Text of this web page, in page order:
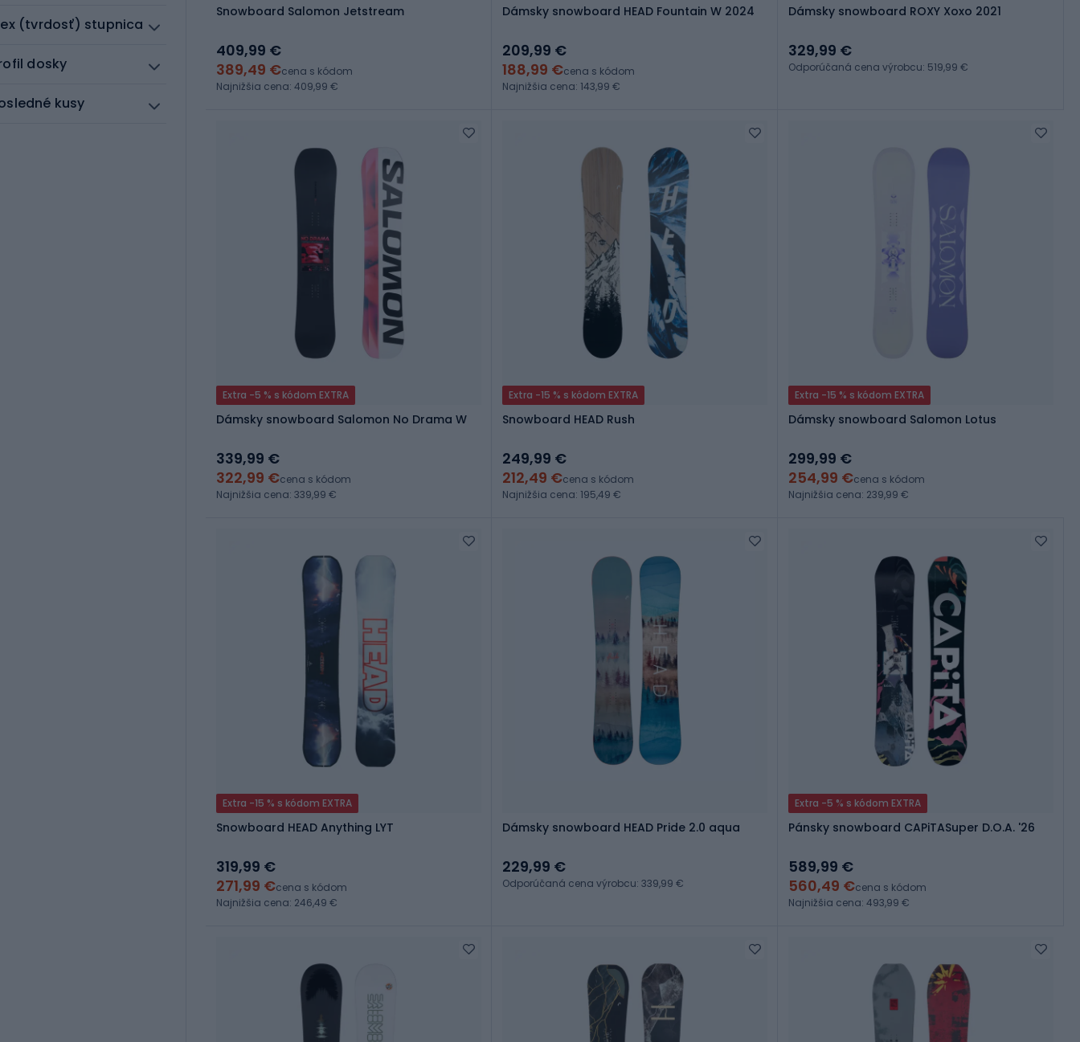
(tvrdosť) stupnica
dosky
kusy
Snowboard Salomon Jetstream
409,99 €
389,49 €cena s kódom
Najnižšia cena: 409,99 €
Dámsky snowboard HEAD Fountain W 2024
209,99 €
188,99 €cena s kódom
Najnižšia cena: 143,99 €
Dámsky snowboard ROXY Xoxo 2021
329,99 €
Odporúčaná cena výrobcu: 519,99 €
Extra -5 % s kódom EXTRA
Dámsky snowboard Salomon No Drama W
339,99 €
322,99 €cena s kódom
Najnižšia cena: 339,99 €
Extra -15 % s kódom EXTRA
Snowboard HEAD Rush
249,99 €
212,49 €cena s kódom
Najnižšia cena: 195,49 €
Extra -15 % s kódom EXTRA
Dámsky snowboard Salomon Lotus
299,99 €
254,99 €cena s kódom
Najnižšia cena: 239,99 €
Extra -15 % s kódom EXTRA
Snowboard HEAD Anything LYT
319,99 €
271,99 €cena s kódom
Najnižšia cena: 246,49 €
Dámsky snowboard HEAD Pride 2.0 aqua
229,99 €
Odporúčaná cena výrobcu: 339,99 €
Extra -5 % s kódom EXTRA
Pánsky snowboard CAPiTASuper D.O.A. '26
589,99 €
560,49 €cena s kódom
Najnižšia cena: 493,99 €